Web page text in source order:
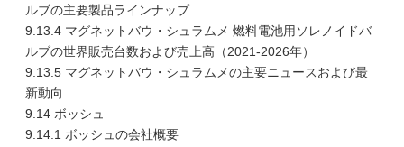
ルブの主要製品ラインナップ
9.13.4 マグネットバウ・シュラムメ 燃料電池用ソレノイドバ
ルブの世界販売台数および売上高（2021-2026年）
9.13.5 マグネットバウ・シュラムメの主要ニュースおよび最
新動向
9.14 ボッシュ
9.14.1 ボッシュの会社概要